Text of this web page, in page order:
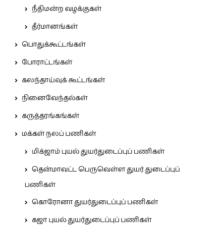
நீதிமன்ற வழக்குகள்
தீர்மானங்கள்
பொதுக்கூட்டங்கள்
போராட்டங்கள்
கலந்தாய்வுக் கூட்டங்கள்
நினைவேந்தல்கள்
கருத்தரங்கங்கள்
மக்கள் நலப் பணிகள்
மிக்ஜாம் புயல் துயர்துடைப்புப் பணிகள்
தென்மாவட்ட பெருவெள்ள துயர் துடைப்புப்
பணிகள்
கொரோனா துயர்துடைப்புப் பணிகள்
கஜா புயல் துயர்துடைப்புப் பணிகள்